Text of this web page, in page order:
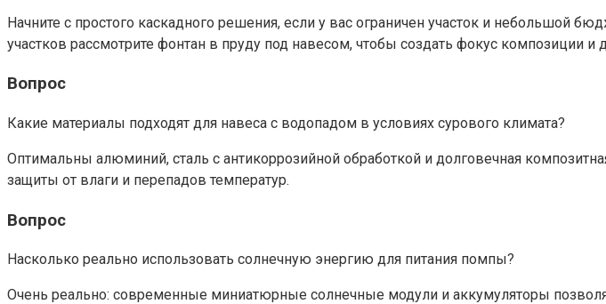
Начните с простого каскадного решения, если у вас ограничен участок и небольшой
участков рассмотрите фонтан в пруду под навесом, чтобы создать фокус композиции и
Вопрос
Какие материалы подходят для навеса с водопадом в условиях сурового климата?
Оптимальны алюминий, сталь с антикоррозийной обработкой и долговечная
защиты от влаги и перепадов температур.
Вопрос
Насколько реально использовать солнечную энергию для питания помпы?
Очень реально: современные миниатюрные солнечные модули и аккумуляторы